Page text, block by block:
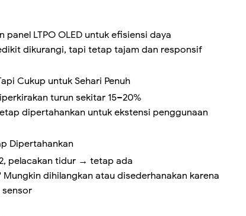
panel LTPO OLED untuk efisiensi daya
dikurangi, tapi tetap tajam dan responsif
Cukup untuk Sehari Penuh
turun sekitar 15–20%
dipertahankan untuk ekstensi penggunaan
Dipertahankan
pelacakan tidur → tetap ada
Mungkin dihilangkan atau disederhanakan karena